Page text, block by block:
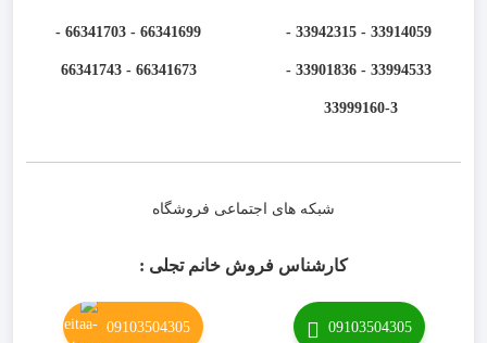
33914059 - 33942315 -
33994533 - 33901836 -
33999160-3 ​
66341699 - 66341703 -
66341673 - 66341743
شبکه های اجتماعی فروشگاه
کارشناس فروش خانم تجلی :
09103504305
09103504305